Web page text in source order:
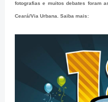
fotografias e muitos debates foram
Ceará/Via Urbana. Saiba mais: